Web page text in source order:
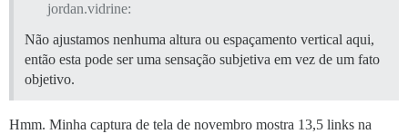
jordan.vidrine:
Não ajustamos nenhuma altura ou espaçamento vertical aqui,
então esta pode ser uma sensação subjetiva em vez de um fato
objetivo.
Hmm. Minha captura de tela de novembro mostra 13,5 links na